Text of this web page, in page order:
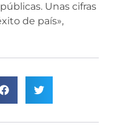
Unas cifras
de país»,